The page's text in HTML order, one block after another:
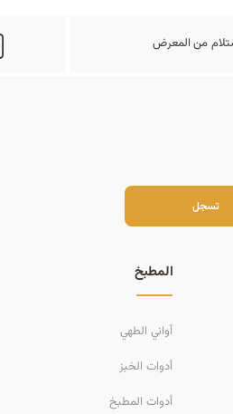
من المعرض
تسجل
المطبخ
أواني الطهي
أدوات الخبز
أدوات المطبخ